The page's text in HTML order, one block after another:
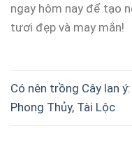
ngay hôm nay để tạo
tươi đẹp và may mắn!
Có nên trồng Cây lan ý:
Phong Thủy, Tài Lộc